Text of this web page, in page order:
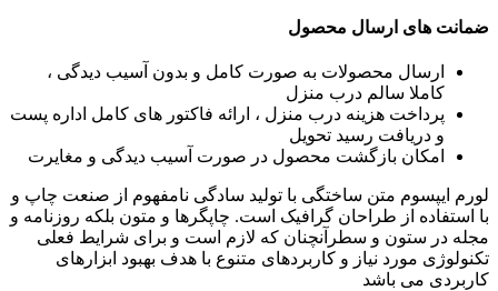
ضمانت های ارسال محصول
ارسال محصولات به صورت کامل و بدون آسیب دیدگی ،
کاملا سالم درب منزل
پرداخت هزینه درب منزل ، ارائه فاکتور های کامل اداره پست
و دریافت رسید تحویل
امکان بازگشت محصول در صورت آسیب دیدگی و مغایرت
لورم ایپسوم متن ساختگی با تولید سادگی نامفهوم از صنعت چاپ و
با استفاده از طراحان گرافیک است. چاپگرها و متون بلکه روزنامه و
مجله در ستون و سطرآنچنان که لازم است و برای شرایط فعلی
تکنولوژی مورد نیاز و کاربردهای متنوع با هدف بهبود ابزارهای
کاربردی می باشد